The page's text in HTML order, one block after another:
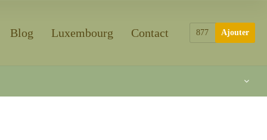
Blog Luxembourg Contact 877 Ajouter